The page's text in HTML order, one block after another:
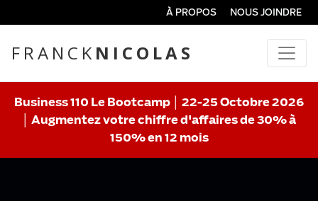
À PROPOS NOUS JOINDRE
FRANCK NICOLAS
Business 110 Le Bootcamp │ 22-25 Octobre 2026
│ Augmentez votre chiffre d'affaires de 30% à
150% en 12 mois